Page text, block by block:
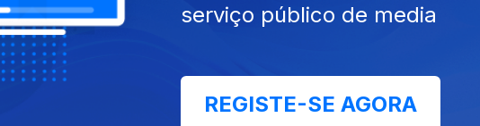
e atores de carne e osso que a companhia
serviço público de media
REGISTE-SE AGORA